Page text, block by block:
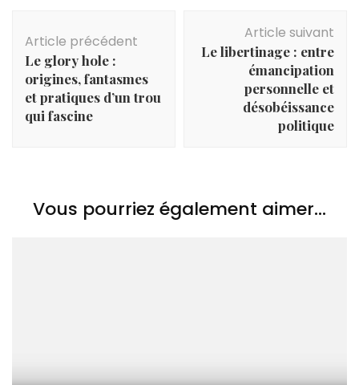
d'article
Article précédent
Le glory hole :
origines, fantasmes
et pratiques d’un trou
qui fascine
Article suivant
Le libertinage : entre
émancipation
personnelle et
désobéissance
politique
Vous pourriez également aimer...